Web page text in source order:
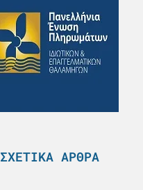
ΣΧΕΤΙΚΆ ΆΡΘΡΑ